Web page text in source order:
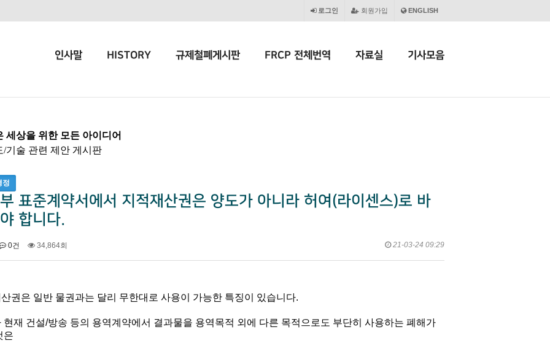
ENGLISH
회원가입
로그인
인사말 HISTORY 규제철폐게시판 FRCP 전체번역 자료실 기사모음
세상을 위한 모든 아이디어
/기술 관련 제안 게시판
정
표준계약서에서 지적재산권은 양도가 아니라 허여(라이센스)로 바
합니다.
0건 34,864회 21-03-24 09:29
권은 일반 물권과는 달리 무한대로 사용이 가능한 특징이 있습니다.
현재 건설/방송 등의 용역계약에서 결과물을 용역목적 외에 다른 목적으로도 부단히 사용하는 폐해가
은